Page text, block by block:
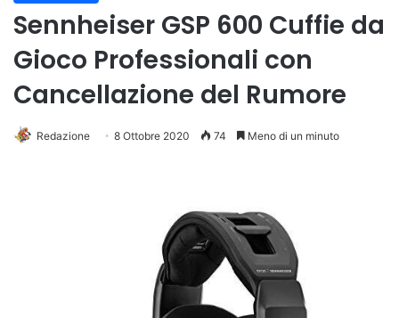
Sennheiser GSP 600 Cuffie da
Gioco Professionali con
Cancellazione del Rumore
Redazione 8 Ottobre 2020 74 Meno di un minuto